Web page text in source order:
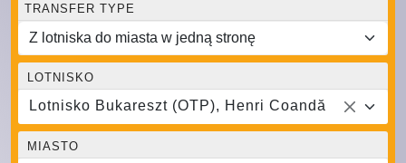
TRANSFER TYPE
LOTNISKO
Lotnisko Bukareszt (OTP), Henri Coandă
MIASTO